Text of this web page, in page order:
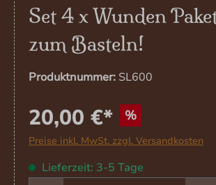
Set 4 x Wunden
zum Basteln!
Produktnummer: SL600
20,00 €* %
Preise inkl. MwSt. zzgl. Versandkosten
Lieferzeit: 3-5 Tage